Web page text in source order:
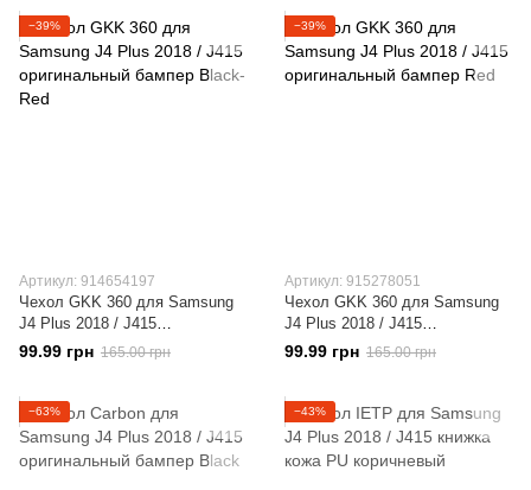
−39%
Артикул: 914654197
Чехол GKK 360 для Samsung
J4 Plus 2018 / J415
оригинальный бампер Black-
99.99 грн 165.00 грн
−39%
Артикул: 915278051
Чехол GKK 360 для Samsung
J4 Plus 2018 / J415
оригинальный бампер Red
99.99 грн 165.00 грн
−63% −43%